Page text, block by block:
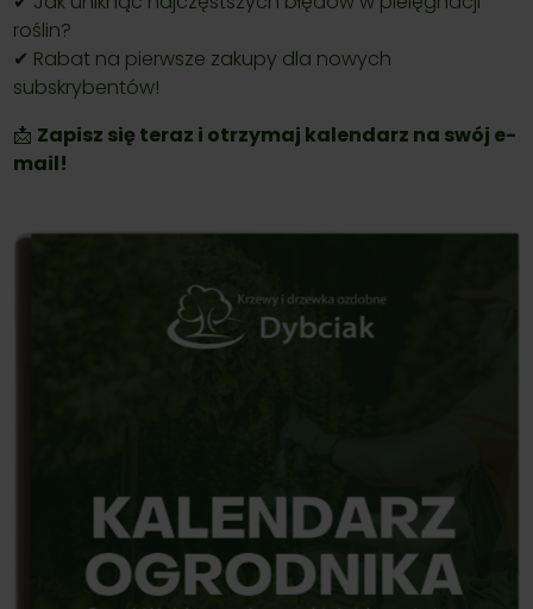
roślin?
✔ Rabat na pierwsze zakupy dla nowych
subskrybentów!
📩 Zapisz się teraz i otrzymaj kalendarz na swój e-
mail!